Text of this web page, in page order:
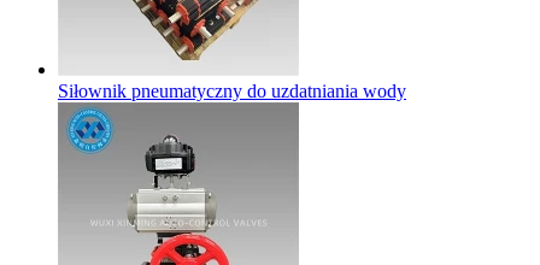
Siłownik pneumatyczny do uzdatniania wody